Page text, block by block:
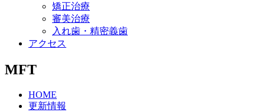
矯正治療
審美治療
入れ歯・精密義歯
アクセス
MFT
HOME
更新情報